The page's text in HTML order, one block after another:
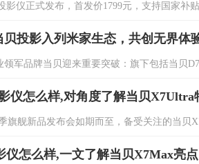
影仪正式发布，首发价1799元，支持国家补
投影入列米家生态，共创无界体
军品牌当贝迎来重要突破：旗下包括当贝
仪怎么样,对角度了解当贝X7Ultra
旗舰新品发布会如期而至，备受关注的当贝
仪怎么样,一文了解当贝X7Max亮点